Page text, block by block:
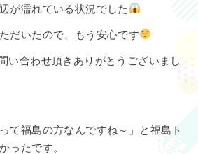
が濡れている状況でした
だいたので、もう安心です
い合わせ頂きありがとうございまし
て福島の方なんですね～」と福島ト
ったです。